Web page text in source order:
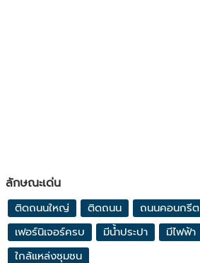
ลักษณะเด่น
ติดถนนใหญ่ ติดถนน ถนนคอนกรีต
เฟอร์นิเจอร์ครบ มีน้ำประปา มีไฟฟ้า
ใกล้แหล่งชุมชน